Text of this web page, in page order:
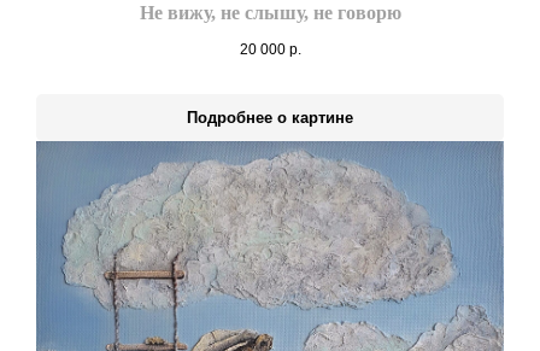
Не вижу, не слышу, не говорю
20 000 р.
Подробнее о картине